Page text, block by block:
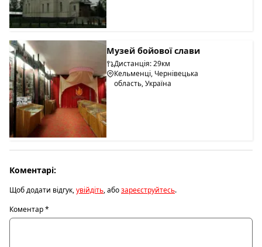
Музей бойової слави
Дистанція: 29км
Кельменці, Чернівецька
область, Україна
Коментарі:
Щоб додати відгук,увійдіть, абозареєструйтесь.
Коментар*